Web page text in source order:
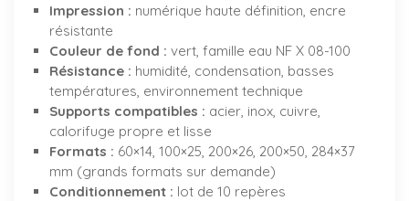
Impression : numérique haute définition, encre
résistante
Couleur de fond : vert, famille eau NF X 08-100
Résistance : humidité, condensation, basses
températures, environnement technique
Supports compatibles : acier, inox, cuivre,
calorifuge propre et lisse
Formats : 60×14, 100×25, 200×26, 200×50, 284×37
mm (grands formats sur demande)
Conditionnement : lot de 10 repères